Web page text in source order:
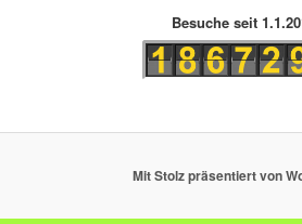
Besuche seit
Mit Stolz präsentiert von